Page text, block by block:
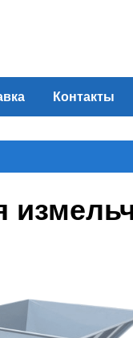
Контакты